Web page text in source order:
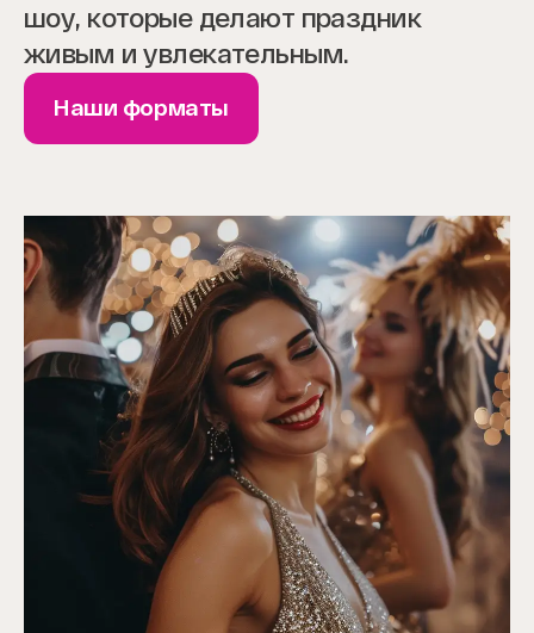
шоу, которые делают праздник
живым и увлекательным.
Наши форматы